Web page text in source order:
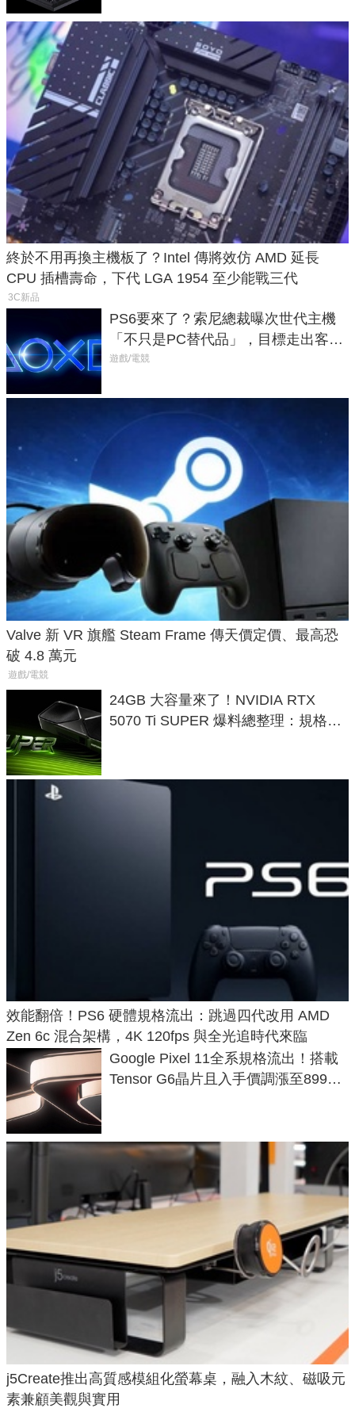
終於不用再換主機板了？Intel 傳將效仿 AMD 延長
CPU 插槽壽命，下代 LGA 1954 至少能戰三代
3C新品
PS6要來了？索尼總裁曝次世代主機
「不只是PC替代品」，目標走出客
廳、進軍電競桌面
遊戲/電競
Valve 新 VR 旗艦 Steam Frame 傳天價定價、最高恐
破 4.8 萬元
遊戲/電競
24GB 大容量來了！NVIDIA RTX
5070 Ti SUPER 爆料總整理：規格、
效能翻倍！PS6 硬體規格流出：跳過四代改用 AMD
Zen 6c 混合架構，4K 120fps 與全光追時代來臨
Google Pixel 11全系規格流出！搭載
Tensor G6晶片且入手價調漲至899美
j5Create推出高質感模組化螢幕桌，融入木紋、磁吸元
素兼顧美觀與實用